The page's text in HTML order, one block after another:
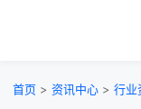
首页 > 资讯中心 > 行业